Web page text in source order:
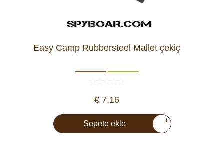
Easy Camp Rubbersteel Mallet çekiç
€ 7,16
Sepete ekle +